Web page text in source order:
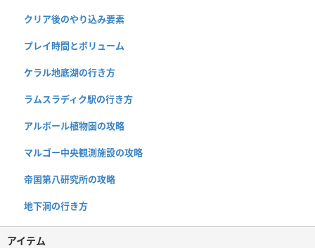
クリア後のやり込み要素
プレイ時間とボリューム
ケラル地底湖の行き方
ラムスラディク駅の行き方
アルボール植物園の攻略
マルゴー中央観測施設の攻略
帝国第八研究所の攻略
地下洞の行き方
アイテム